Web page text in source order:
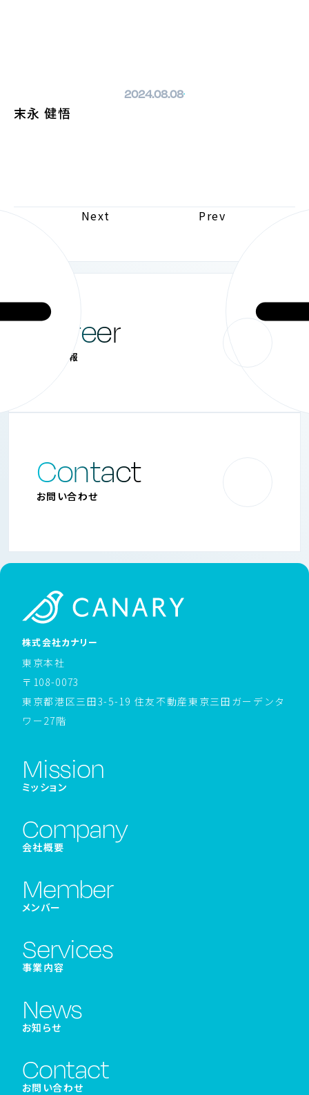
2024.08.08
末永 健悟
Next Prev
Career
採用情報
Contact
お問い合わせ
株式会社カナリー
東京本社
〒108-0073
東京都港区三田3-5-19 住友不動産東京三田ガーデンタ
ワー27階
Mission
ミッション
Company
会社概要
Member
メンバー
Services
事業内容
News
お知らせ
Contact
お問い合わせ